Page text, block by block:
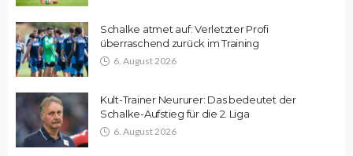
Schalke atmet auf: Verletzter Profi
überraschend zurück im Training
6. August 2026
Kult-Trainer Neururer: Das bedeutet der
Schalke-Aufstieg für die 2. Liga
6. August 2026